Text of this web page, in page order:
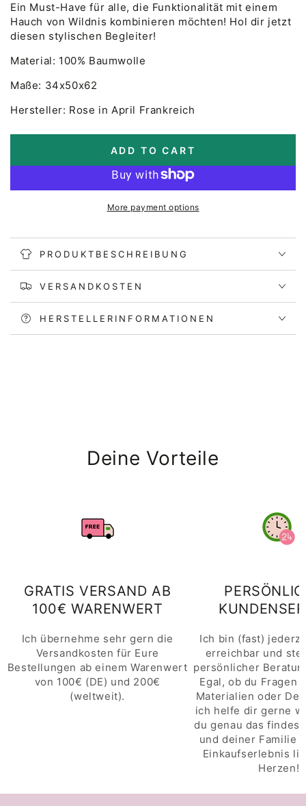
Ein Must-Have für alle, die Funktionalität mit einem
Hauch von Wildnis kombinieren möchten! Hol dir jetzt
diesen stylischen Begleiter!
Material: 100% Baumwolle
Maße: 34x50x62
Hersteller: Rose in April Frankreich
ADD TO CART
More payment options
PRODUKTBESCHREIBUNG
VERSANDKOSTEN
HERSTELLERINFORMATIONEN
Deine Vorteile
GRATIS VERSAND AB
100€ WARENWERT
Ich übernehme sehr gern die
Versandkosten für Eure
Bestellungen ab einem Warenwert
von 100€ (DE) und 200€
(weltweit).
Ich bin (fast)
erreichbar und
persönlicher
Egal, ob du Fragen
Materialien oder
ich helfe dir gerne
du genau das
und deiner Familie
Einkaufserlebnis
Herzen!